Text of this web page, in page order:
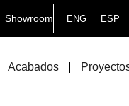
Showroom ENG ESP
Acabados